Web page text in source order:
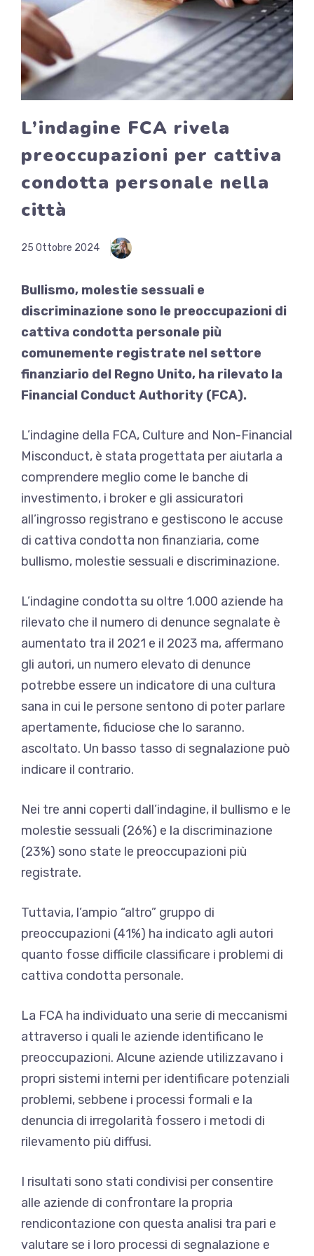
L’indagine FCA rivela
preoccupazioni per cattiva
condotta personale nella
città
25 Ottobre 2024
Bullismo, molestie sessuali e
discriminazione sono le preoccupazioni di
cattiva condotta personale più
comunemente registrate nel settore
finanziario del Regno Unito, ha rilevato la
Financial Conduct Authority (FCA).
L’indagine della FCA, Culture and Non-Financial
Misconduct, è stata progettata per aiutarla a
comprendere meglio come le banche di
investimento, i broker e gli assicuratori
all’ingrosso registrano e gestiscono le accuse
di cattiva condotta non finanziaria, come
bullismo, molestie sessuali e discriminazione.
L’indagine condotta su oltre 1.000 aziende ha
rilevato che il numero di denunce segnalate è
aumentato tra il 2021 e il 2023 ma, affermano
gli autori, un numero elevato di denunce
potrebbe essere un indicatore di una cultura
sana in cui le persone sentono di poter parlare
apertamente, fiduciose che lo saranno.
ascoltato. Un basso tasso di segnalazione può
indicare il contrario.
Nei tre anni coperti dall’indagine, il bullismo e le
molestie sessuali (26%) e la discriminazione
(23%) sono state le preoccupazioni più
registrate.
Tuttavia, l’ampio “altro” gruppo di
preoccupazioni (41%) ha indicato agli autori
quanto fosse difficile classificare i problemi di
cattiva condotta personale.
La FCA ha individuato una serie di meccanismi
attraverso i quali le aziende identificano le
preoccupazioni. Alcune aziende utilizzavano i
propri sistemi interni per identificare potenziali
problemi, sebbene i processi formali e la
denuncia di irregolarità fossero i metodi di
rilevamento più diffusi.
I risultati sono stati condivisi per consentire
alle aziende di confrontare la propria
rendicontazione con questa analisi tra pari e
valutare se i loro processi di segnalazione e